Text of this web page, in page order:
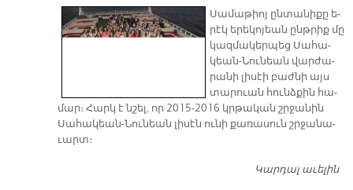
Սա­մա­թիոյ ըն­տա­նի­քը ե­
րէկ ե­րե­կո­յեան ընթ­րիք մը
կազ­մա­կեր­պեց Սա­հա­
կեան-Նու­նեան վար­ժա­
րա­նի լի­սէի բաժ­նի այս
տա­րուան հունձ­քին հա­
մար։ Հարկ է նշել, որ 2015-2016 կրթա­կան շրջա­նին
Սա­հա­կեան-Նու­նեան լի­սէն ու­նի քա­ռա­սուն շրջա­նա­
ւարտ։
Կարդալ աւելին